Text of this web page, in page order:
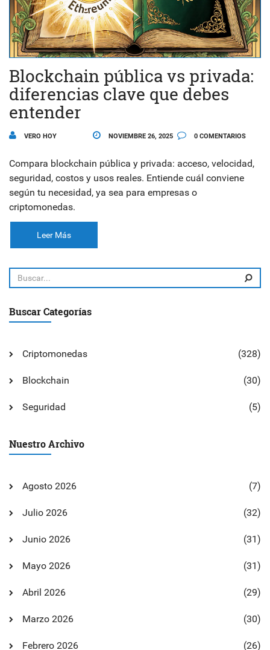
Blockchain pública vs privada:
diferencias clave que debes
entender
VERO HOY NOVIEMBRE 26, 2025 0 COMENTARIOS
Compara blockchain pública y privada: acceso, velocidad,
seguridad, costos y usos reales. Entiende cuál conviene
según tu necesidad, ya sea para empresas o
criptomonedas.
Leer Más
Buscar Categorías
Criptomonedas (328)
Blockchain (30)
Seguridad (5)
Nuestro Archivo
Agosto 2026 (7)
Julio 2026 (32)
Junio 2026 (31)
Mayo 2026 (31)
Abril 2026 (29)
Marzo 2026 (30)
Febrero 2026 (26)